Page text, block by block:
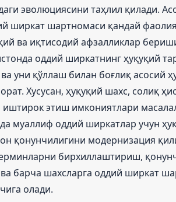
эволюциясини таҳлил қилади.
ширкат шартномаси қандай
ва иқтисодий афзалликлар
оддий ширкатнинг ҳуқуқий
уни қўллаш билан боғлиқ асосий
Хусусан, ҳуқуқий шахс, солиқ
этиш имкониятлари
муаллиф оддий ширкатлар учун
қонунчилигини модернизация
бирхиллаштириш,
барча шахсларга оддий ширкат
олади.